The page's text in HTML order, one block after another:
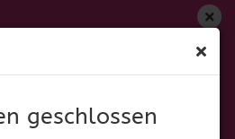
geschlossen
keine Pakete raus